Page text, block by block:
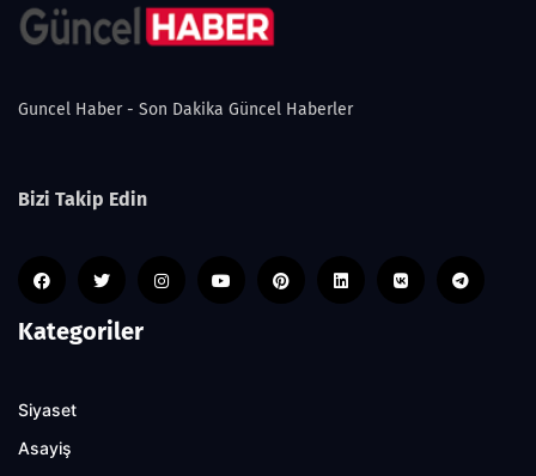
Guncel Haber - Son Dakika Güncel Haberler
Bizi Takip Edin
Kategoriler
Siyaset
Asayiş